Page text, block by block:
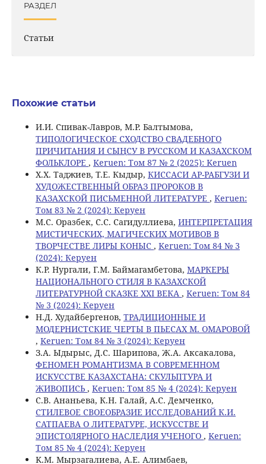
РАЗДЕЛ
Статьи
Похожие статьи
И.И. Спивак-Лавров, М.Р. Балтымова,
ТИПОЛОГИЧЕСКОЕ СХОДСТВО СВАДЕБНОГО
ПРИЧИТАНИЯ И СЫҢСУ В РУССКОМ И КАЗАХСКОМ
ФОЛЬКЛОРЕ , Keruen: Том 87 № 2 (2025): Keruen
Х.Х. Таджиев, Т.Е. Кыдыр, КИССАСИ АР-РАБГУЗИ И
ХУДОЖЕСТВЕННЫЙ ОБРАЗ ПРОРОКОВ В
КАЗАХСКОЙ ПИСЬМЕННОЙ ЛИТЕРАТУРЕ , Keruen:
Том 83 № 2 (2024): Керуен
М.С. Оразбек, С.C. Сагидуллиева, ИНТЕРПРЕТАЦИЯ
МИСТИЧЕСКИХ, МАГИЧЕСКИХ МОТИВОВ В
ТВОРЧЕСТВЕ ЛИРЫ КОНЫС , Keruen: Том 84 № 3
(2024): Керуен
К.Р. Нургали, Г.М. Баймагамбетова, МАРКЕРЫ
НАЦИОНАЛЬНОГО СТИЛЯ В КАЗАХСКОЙ
ЛИТЕРАТУРНОЙ СКАЗКЕ XXI ВЕКА , Keruen: Том 84
№ 3 (2024): Керуен
Н.Д. Худайбергенов, ТРАДИЦИОННЫЕ И
МОДЕРНИСТСКИЕ ЧЕРТЫ В ПЬЕСАХ М. ОМАРОВОЙ
, Keruen: Том 84 № 3 (2024): Керуен
З.А. Ыдырыс, Д.С. Шарипова, Ж.А. Аксакалова,
ФЕНОМЕН РОМАНТИЗМА В СОВРЕМЕННОМ
ИСКУССТВЕ КАЗАХСТАНА: СКУЛЬПТУРА И
ЖИВОПИСЬ , Keruen: Том 85 № 4 (2024): Керуен
С.В. Ананьева, К.Н. Галай, А.С. Демченко,
СТИЛЕВОЕ СВОЕОБРАЗИЕ ИССЛЕДОВАНИЙ К.И.
САТПАЕВА О ЛИТЕРАТУРЕ, ИСКУССТВЕ И
ЭПИСТОЛЯРНОГО НАСЛЕДИЯ УЧЕНОГО , Keruen:
Том 85 № 4 (2024): Керуен
K.M. Мырзагалиева, А.Е. Алимбаев,